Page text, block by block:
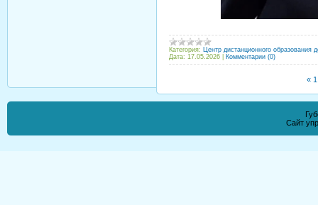
Категория:
Центр дистанционного образования
Дата: 17.05.2026 Комментарии (0)
« 1
Сайт